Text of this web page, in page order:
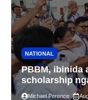
NATIONAL
PBBM, ibinida
scholarship
sa kasaysayan
Michael Peronce